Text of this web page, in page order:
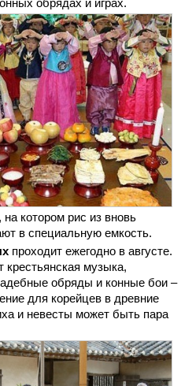
обрядах и играх.
на котором рис из вновь
в специальную емкость.
проходит ежегодно в августе.
крестьянская музыка,
обряды и конные бои –
для корейцев в древние
и невесты может быть пара